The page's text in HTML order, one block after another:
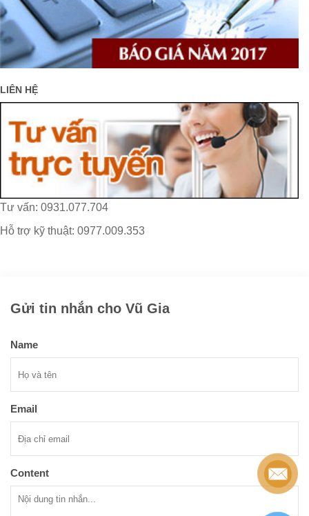
LIÊN HỆ
Tư vấn: 0931.077.704
Hỗ trợ kỹ thuật: 0977.009.353
Gửi tin nhắn cho Vũ Gia
Name
Email
Content